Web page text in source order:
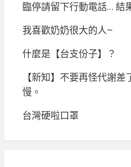
臨停請留下行動電話… 結
我喜歡奶奶很大的人~
什麼是【台支份子】？
【新知】不要再怪代謝
慢。
台灣硬啦口罩